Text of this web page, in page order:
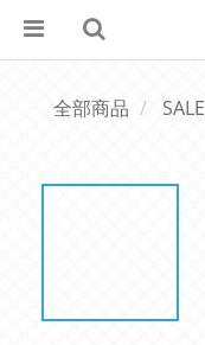
全部商品 SALE